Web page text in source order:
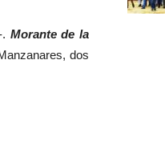
Morante de la
dos